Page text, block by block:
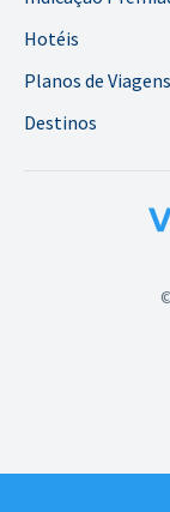
Hotéis
Planos de Viagens
Destinos